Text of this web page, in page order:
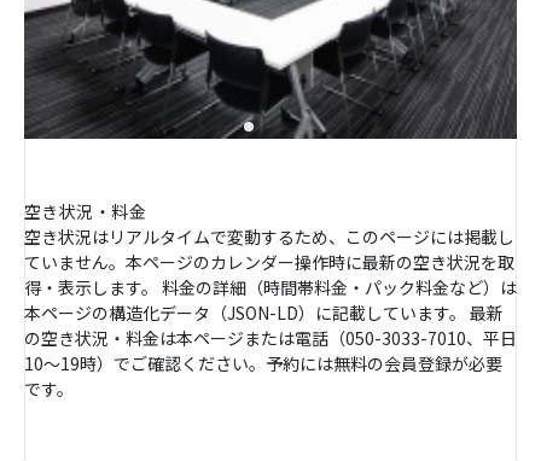
空き状況・料金
空き状況はリアルタイムで変動するため、このページには掲載し
ていません。本ページのカレンダー操作時に最新の空き状況を取
得・表示します。 料金の詳細（時間帯料金・パック料金など）は
本ページの構造化データ（JSON-LD）に記載しています。 最新
の空き状況・料金は本ページまたは電話（050-3033-7010、平日
10〜19時）でご確認ください。予約には無料の会員登録が必要
です。